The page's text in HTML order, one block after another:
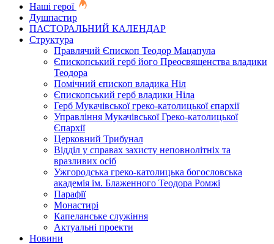
Наші герої
Душпастир
ПАСТОРАЛЬНИЙ КАЛЕНДАР
Структура
Правлячий Єпископ Теодор Мацапула
Єпископський герб його Преосвященства владики
Теодора
Помічний єпископ владика Ніл
Єпископський герб владики Ніла
Герб Мукачівської греко-католицької єпархії
Управління Мукачівської Греко-католицької
Єпархії
Церковний Трибунал
Відділ у справах захисту неповнолітніх та
вразливих осіб
Ужгородська греко-католицька богословська
академія ім. Блаженного Теодора Ромжі
Парафії
Монастирі
Капеланське служіння
Актуальні проекти
Новини